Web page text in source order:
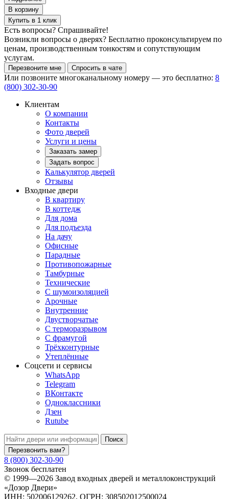
В корзину
Купить в 1 клик
Есть вопросы? Спрашивайте!
Возникли вопросы о дверях? Бесплатно проконсультируем по
ценам, производственным тонкостям и сопутствующим
услугам.
Перезвоните мне Спросить в чате
Или позвоните многоканальному номеру — это бесплатно: 8
(800) 302-30-90
Клиентам
О компании
Контакты
Фото дверей
Услуги и цены
Заказать замер
Задать вопрос
Калькулятор дверей
Отзывы
Входные двери
В квартиру
В коттедж
Для дома
Для подъезда
На дачу
Офисные
Парадные
Противопожарные
Тамбурные
Технические
C шумоизоляцией
Арочные
Внутренние
Двустворчатые
С терморазрывом
С фрамугой
Трёхконтурные
Утеплённые
Соцсети и сервисы
WhatsApp
Telegram
ВКонтакте
Одноклассники
Дзен
Rutube
Поиск
Перезвонить вам?
8 (800) 302-30-90
Звонок бесплатен
© 1999—2026 Завод входных дверей и металлоконструкций
«Дозор Двери»
ИНН: 502006129262, ОГРН: 308502012500024